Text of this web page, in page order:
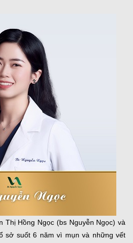
Thị Hồng Ngọc (bs Nguyễn Ngọc) và
sở suốt 6 năm vì mụn và những vết